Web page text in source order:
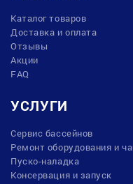
Каталог товаров
Доставка и оплата
Отзывы
Акции
FAQ
УСЛУГИ
Сервис бассейнов
Ремонт оборудования и
Пуско-наладка
Консервация и запуск